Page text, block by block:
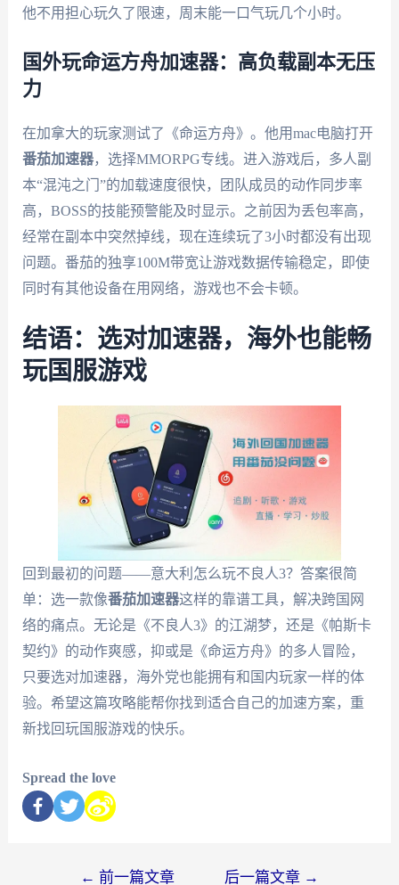
他不用担心玩久了限速，周末能一口气玩几个小时。
国外玩命运方舟加速器：高负载副本无压
力
在加拿大的玩家测试了《命运方舟》。他用mac电脑打开
番茄加速器，选择MMORPG专线。进入游戏后，多人副
本“混沌之门”的加载速度很快，团队成员的动作同步率
高，BOSS的技能预警能及时显示。之前因为丢包率高，
经常在副本中突然掉线，现在连续玩了3小时都没有出现
问题。番茄的独享100M带宽让游戏数据传输稳定，即使
同时有其他设备在用网络，游戏也不会卡顿。
结语：选对加速器，海外也能畅
玩国服游戏
回到最初的问题——意大利怎么玩不良人3？答案很简
单：选一款像番茄加速器这样的靠谱工具，解决跨国网
络的痛点。无论是《不良人3》的江湖梦，还是《帕斯卡
契约》的动作爽感，抑或是《命运方舟》的多人冒险，
只要选对加速器，海外党也能拥有和国内玩家一样的体
验。希望这篇攻略能帮你找到适合自己的加速方案，重
新找回玩国服游戏的快乐。
Spread the love
← 前一篇文章 后一篇文章 →